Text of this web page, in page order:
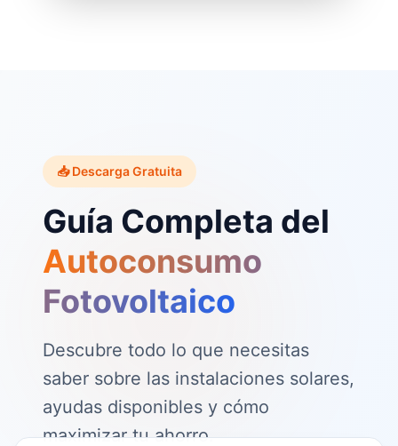
📥 Descarga Gratuita
Guía Completa del
Autoconsumo
Fotovoltaico
Descubre todo lo que necesitas
saber sobre las instalaciones solares,
ayudas disponibles y cómo
maximizar tu ahorro.